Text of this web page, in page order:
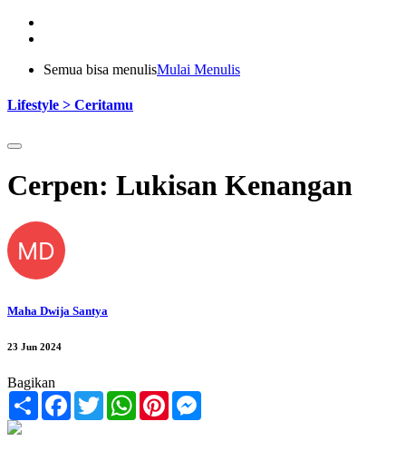
Semua bisa menulisMulai Menulis
Lifestyle > Ceritamu
Cerpen: Lukisan Kenangan
MD
Maha Dwija Santya
23 Jun 2024
Bagikan
Share FacebookTwitterWhatsApp
Pinterest